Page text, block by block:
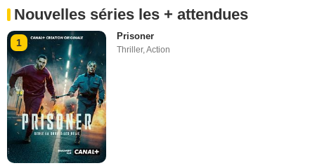
Nouvelles séries les + attendues
1
Prisoner
Thriller,Action